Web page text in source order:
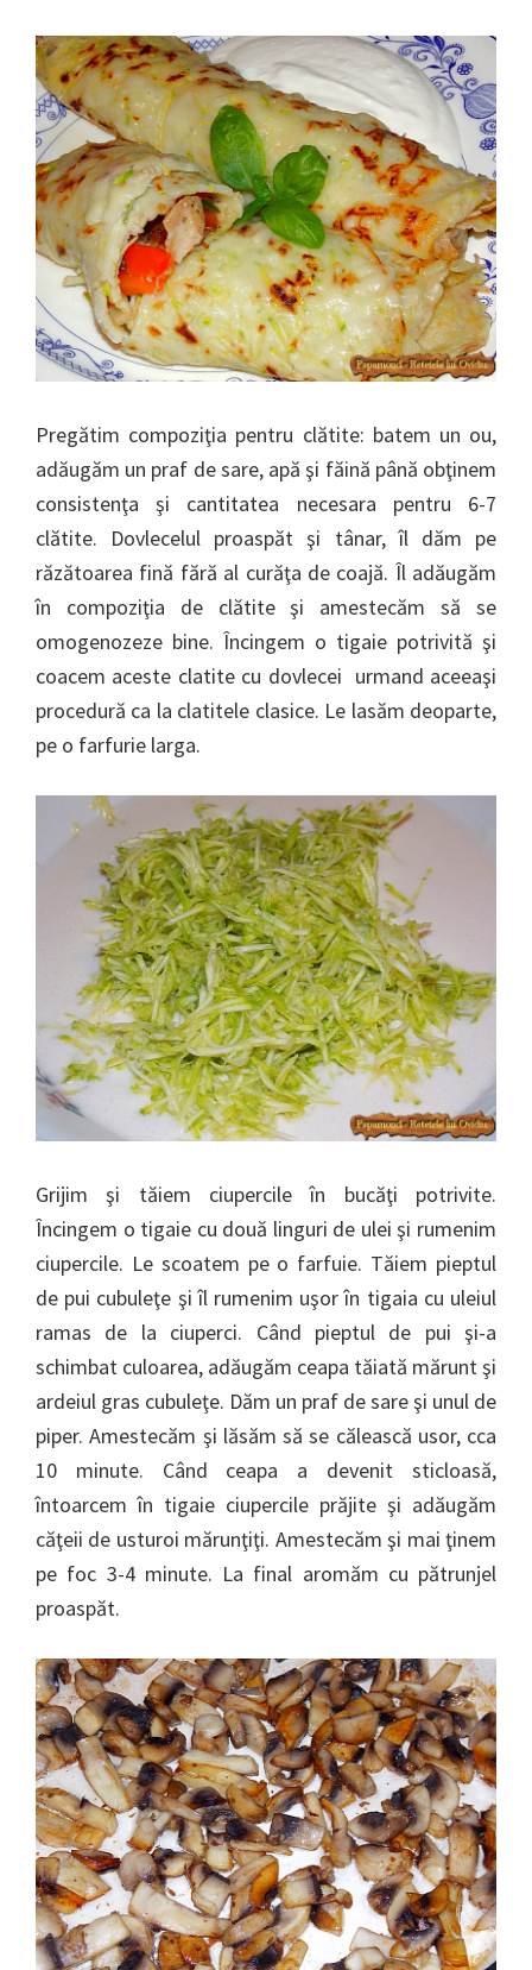
Pregătim compoziţia pentru clătite: batem un ou,
adăugăm un praf de sare, apă şi făină până obţinem
consistenţa şi cantitatea necesara pentru 6-7
clătite. Dovlecelul proaspăt şi tânar, îl dăm pe
răzătoarea fină fără al curăţa de coajă. Îl adăugăm
în compoziţia de clătite şi amestecăm să se
omogenozeze bine. Încingem o tigaie potrivită şi
coacem aceste clatite cu dovlecei urmand aceeaşi
procedură ca la clatitele clasice. Le lasăm deoparte,
pe o farfurie larga.
Grijim şi tăiem ciupercile în bucăţi potrivite.
Încingem o tigaie cu două linguri de ulei şi rumenim
ciupercile. Le scoatem pe o farfuie. Tăiem pieptul
de pui cubuleţe şi îl rumenim uşor în tigaia cu uleiul
ramas de la ciuperci. Când pieptul de pui şi-a
schimbat culoarea, adăugăm ceapa tăiată mărunt şi
ardeiul gras cubuleţe. Dăm un praf de sare şi unul de
piper. Amestecăm şi lăsăm să se călească usor, cca
10 minute. Când ceapa a devenit sticloasă,
întoarcem în tigaie ciupercile prăjite şi adăugăm
căţeii de usturoi mărunţiţi. Amestecăm şi mai ţinem
pe foc 3-4 minute. La final aromăm cu pătrunjel
proaspăt.